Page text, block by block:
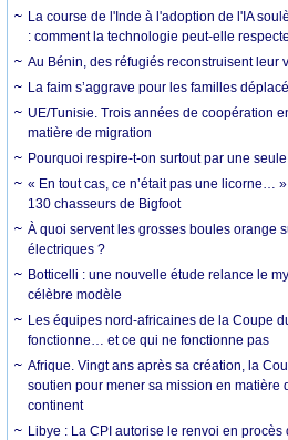
La course de l'Inde à l'adoption de l'IA
: comment la technologie peut-elle
Au Bénin, des réfugiés reconstruisent leur
La faim s’aggrave pour les familles
UE/Tunisie. Trois années de coopération
matière de migration
Pourquoi respire-t-on surtout par une
« En tout cas, ce n’était pas une licorne…
130 chasseurs de Bigfoot
À quoi servent les grosses boules orange
électriques ?
Botticelli : une nouvelle étude relance le
célèbre modèle
Les équipes nord-africaines de la Coupe
fonctionne… et ce qui ne fonctionne pas
Afrique. Vingt ans après sa création, la
soutien pour mener sa mission en matière
continent
Libye : La CPI autorise le renvoi en procès